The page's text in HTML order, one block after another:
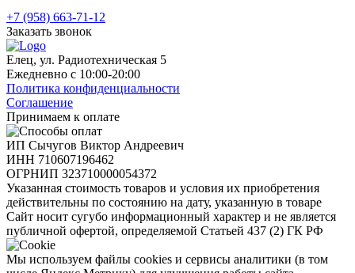
+7 (958) 663-71-12
Заказать звонок
Елец, ул. Радиотехническая 5
Ежедневно с 10:00-20:00
Политика конфиденциальности
Соглашение
Принимаем к оплате
ИП Сычугов Виктор Андреевич
ИНН 710607196462
ОГРНИП 323710000054372
Указанная стоимость товаров и условия их приобретения
действительны по состоянию на дату, указанную в товаре
Сайт носит сугубо информационный характер и не является
публичной офертой, определяемой Статьей 437 (2) ГК РФ
Мы используем файлы cookies и сервисы аналитики (в том